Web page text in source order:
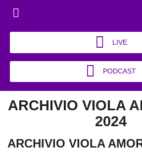
LIVE
PODCAST
ARCHIVIO VIOLA
2024
ARCHIVIO VIOLA